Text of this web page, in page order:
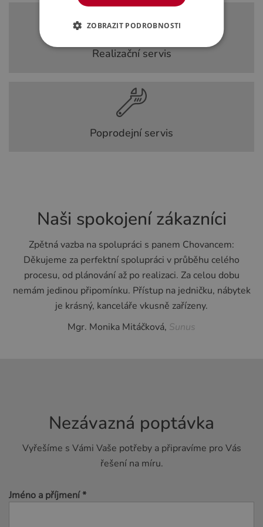
Realizační servis
Poprodejní servis
Naši spokojení zákazníci
Zpětná vazba na spolupráci s panem Chovancem:
Děkujeme za perfektní spolupráci v průběhu celého
procesu, od plánování až po realizaci. Za celou dobu
nemám jedinou připomínku. Přístup na jedničku, nábytek
je krásný, kanceláře vkusně zařízeny.
Mgr. Monika Mitáčková, Sunus
Nezávazná poptávka
Vyřešíme s Vámi Vaše potřeby a připravíme pro Vás
řešení na míru.
Jméno a příjmení *
ZOBRAZIT PODROBNOSTI